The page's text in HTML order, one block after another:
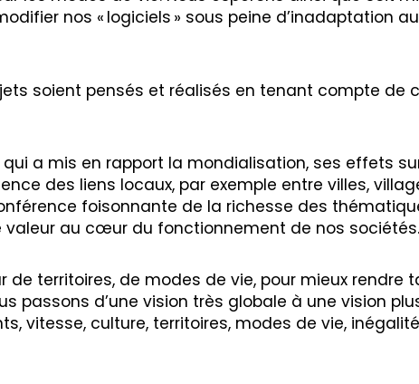
nos « logiciels » sous peine d’inadaptation
soient pensés et réalisés en tenant compte de
a mis en rapport la mondialisation, ses effets
des liens locaux, par exemple entre villes,
foisonnante de la richesse des
au cœur du fonctionnement de nos sociétés.
de territoires, de modes de vie, pour mieux rendre
passons d’une vision très globale à une vision
vitesse, culture, territoires, modes de vie,